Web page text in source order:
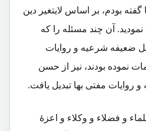
بودم، بر اساس لایتغیر دین
آن چند مسئله را که
ضعیفه شرعیه و روایات
نموده بودند، نیز از حسن
روایات مفتی بها تبدیل یافت.
و فضلاء و وکلاء و اعزۀ